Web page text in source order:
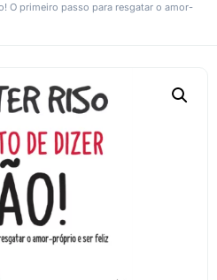
O primeiro passo para resgatar o amor-